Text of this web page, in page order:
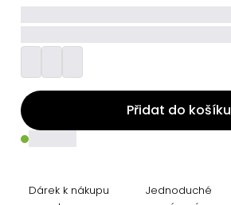
Přidat do košíku
Dárek k nákupu
Jednoduché